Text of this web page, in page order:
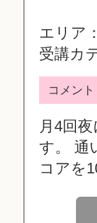
エリア：
受講カ
コメント
月4回
す。 通
コアを